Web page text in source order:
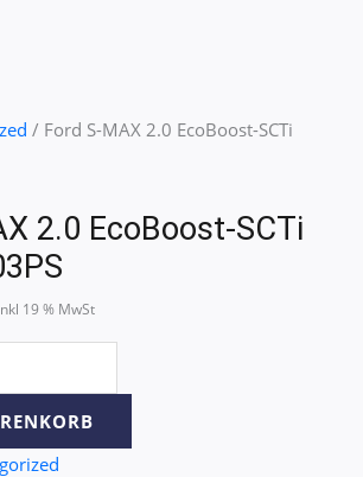
/ Ford S-MAX 2.0 EcoBoost-SCTi
2.0 EcoBoost-SCTi
19 % MwSt